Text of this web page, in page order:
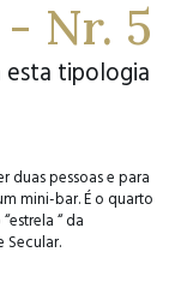
Nr. 5
tipologia
duas pessoas e para
mini-bar. É o quarto
“ da
Secular.